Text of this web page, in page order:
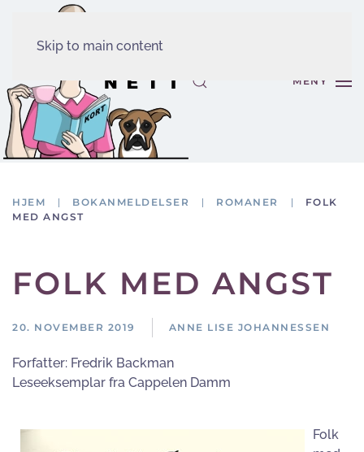
Skip to main content
MENY
HJEM BOKANMELDELSER ROMANER
FOLK
MED ANGST
FOLK MED ANGST
20. NOVEMBER 2019 ANNE LISE JOHANNESSEN
Forfatter: Fredrik Backman
Leseeksemplar fra Cappelen Damm
Folk